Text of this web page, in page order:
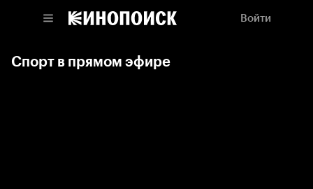
Войти
Спорт в прямом эфире